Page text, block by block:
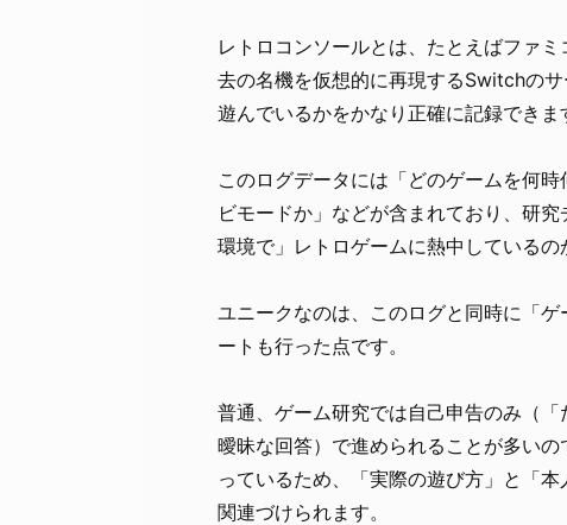
レトロコンソールとは、たとえばファ
去の名機を仮想的に再現するSwitchの
遊んでいるかをかなり正確に記録できま
このログデータには「どのゲームを何
ビモードか」などが含まれており、研
環境で」レトロゲームに熱中しているの
ユニークなのは、このログと同時に「
ートも行った点です。
普通、ゲーム研究では自己申告のみ（
曖昧な回答）で進められることが多い
っているため、「実際の遊び方」と「
関連づけられます。